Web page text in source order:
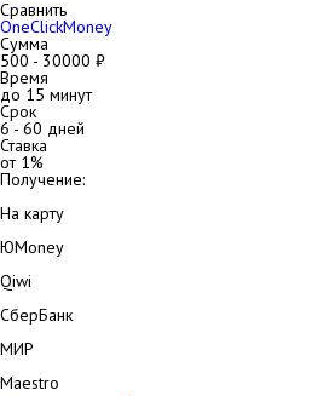
Сравнить
OneClickMoney
Сумма
500 - 30000 ₽
Время
до 15 минут
Срок
6- 60 дней
Ставка
от 1%
Получение:
На карту
ЮMoney
Qiwi
СберБанк
МИР
Maestro